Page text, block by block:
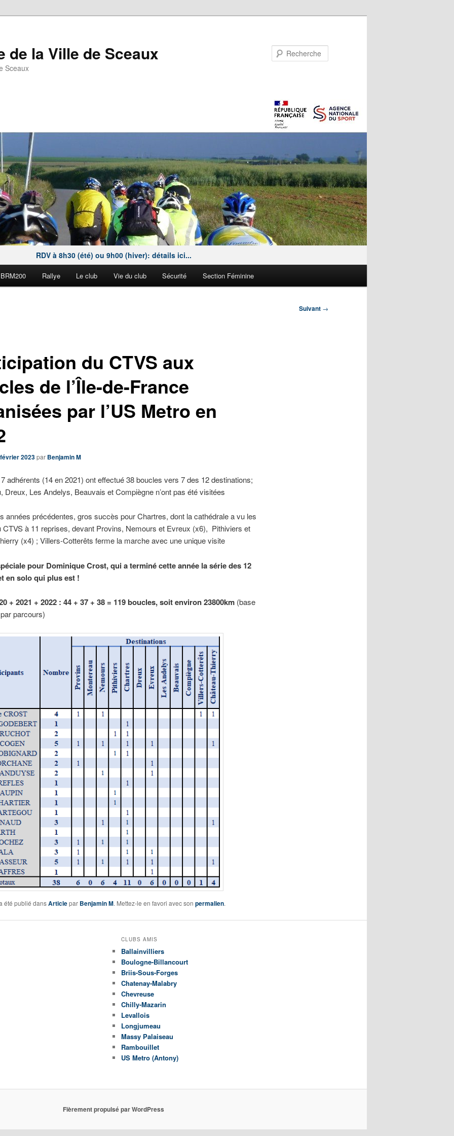
de la Ville de Sceaux
Sceaux
RDV à 8h30 (été) ou 9h00 (hiver): détails ici...
BRM200 Rallye Le club Vie du club Sécurité Section Féminine
Suivant →
du CTVS aux
de l’Île-de-France
par l’US Metro en
2023par Benjamin M
adhérents (14 en 2021) ont effectué 38 boucles vers 7 des 12 destinations;
Dreux, Les Andelys, Beauvais et Compiègne n’ont pas été visitées
années précédentes, gros succès pour Chartres, dont la cathédrale a vu les
CTVS à 11 reprises, devant Provins, Nemours et Evreux (x6), Pithiviers et
(x4) ; Villers-Cotterêts ferme la marche avec une unique visite
pour Dominique Crost, qui a terminé cette année la série des 12
en solo qui plus est !
+ 2021 + 2022 : 44 + 37 + 38 = 119 boucles, soit environ 23800km(base
parcours)
été publié dansArticlepar Benjamin M. Mettez-le en favori avec son permalien.
CLUBS AMIS
Ballainvilliers
Boulogne-Billancourt
Briis-Sous-Forges
Chatenay-Malabry
Chevreuse
Chilly-Mazarin
Levallois
Longjumeau
Massy Palaiseau
Rambouillet
US Metro (Antony)
Fièrement propulsé par WordPress